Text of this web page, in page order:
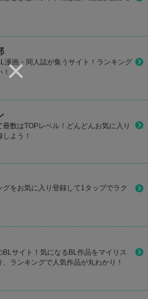
漫画・同人誌が集うサイト！ランキング
数はTOPレベル！どんどんお気に入り
よう！
グをお気に入り登録して1タップでラク
BLサイト！気になるBL作品をマイリス
、ランキングで人気作品が丸わかり！